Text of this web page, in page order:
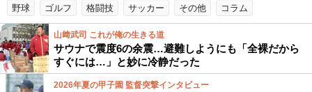
野球 ゴルフ 格闘技 サッカー その他 コラム
山﨑武司 これが俺の生きる道
サウナで震度6の余震…避難しようにも「全裸だから
すぐには…」と妙に冷静だった
2026年夏の甲子園 監督突撃インタビュー